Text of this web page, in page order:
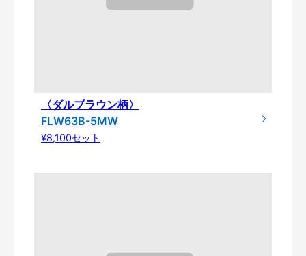
〈ダルブラウン柄〉
FLW63B-5MW
¥8,100セット